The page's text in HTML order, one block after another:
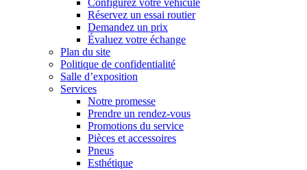
Configurez votre véhicule
Réservez un essai routier
Demandez un prix
Évaluez votre échange
Plan du site
Politique de confidentialité
Salle d’exposition
Services
Notre promesse
Prendre un rendez-vous
Promotions du service
Pièces et accessoires
Pneus
Esthétique